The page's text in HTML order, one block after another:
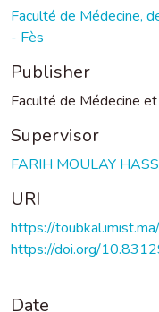
Faculté de Médecine,
- Fès
Publisher
Faculté de Médecine
Supervisor
FARIH MOULAY
URI
https://
https://doi.org/
Date